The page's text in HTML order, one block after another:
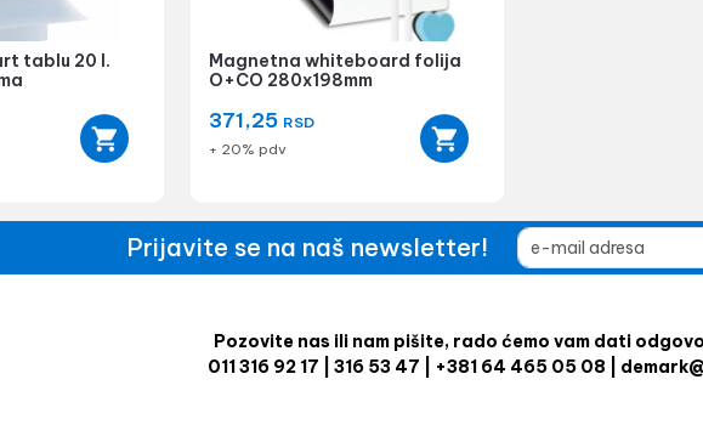
tablu 20 l.
Magnetna whiteboard folija
O+CO 280x198mm
371,25 RSD
+ 20% pdv
Prijavite se na naš newsletter!
Pozovite nas ili nam pišite, rado ćemo vam dati
011 316 92 17 | 316 53 47 | +381 64 465 05 08 |